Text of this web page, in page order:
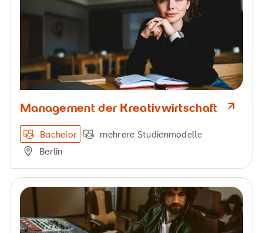
Management der Kreativwirtschaft
Bachelor
mehrere Studienmodelle
Berlin